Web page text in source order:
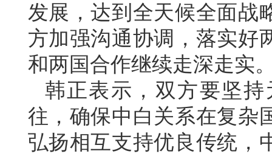
发展，达到全天候全面战
方加强沟通协调，落实好
和两国合作继续走深走实
韩正表示，双方要坚
往，确保中白关系在复杂
弘扬相互支持优良传统，